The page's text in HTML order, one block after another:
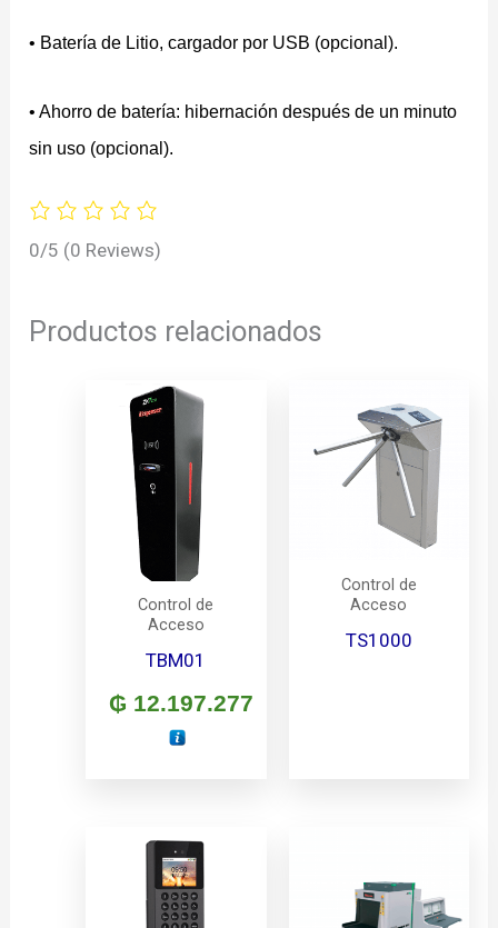
• Batería de Litio, cargador por USB (opcional).
• Ahorro de batería: hibernación después de un minuto
sin uso (opcional).
0/5 (0 Reviews)
Productos relacionados
Control de
Acceso
TBM01
₲ 12.197.277
Control de
Acceso
TS1000